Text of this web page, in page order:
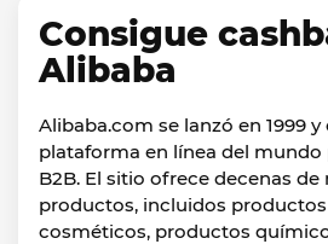
Consigue
Alibaba
Alibaba.com se lanzó en 1999
plataforma en línea del mundo
B2B. El sitio ofrece decenas
productos, incluidos
cosméticos, productos